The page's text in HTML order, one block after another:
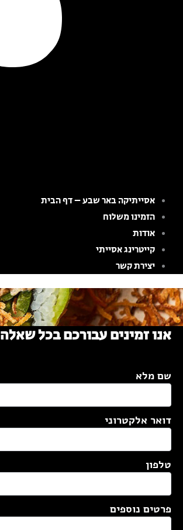
אסייתיקה באר שבע – דף הבית
הזמינו משלוח
אודות
קייטרינג אסייתי
יצירת קשר
אנו זמינים עבורכם בכל
שם מלא
דואר אלקטרוני
טלפון
פרטים נוספים